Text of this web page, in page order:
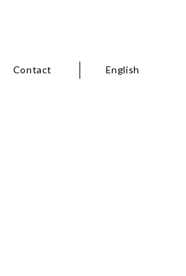
Contact English